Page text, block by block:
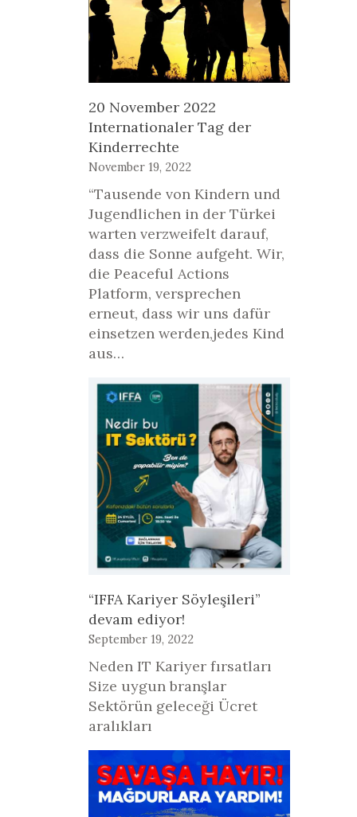
20 November 2022
Internationaler Tag der
Kinderrechte
November 19, 2022
“Tausende von Kindern und
Jugendlichen in der Türkei
warten verzweifelt darauf,
dass die Sonne aufgeht. Wir,
die Peaceful Actions
Platform, versprechen
erneut, dass wir uns dafür
einsetzen werden,jedes Kind
aus…
“IFFA Kariyer Söyleşileri”
devam ediyor!
September 19, 2022
Neden IT Kariyer fırsatları
Size uygun branşlar
Sektörün geleceği Ücret
aralıkları